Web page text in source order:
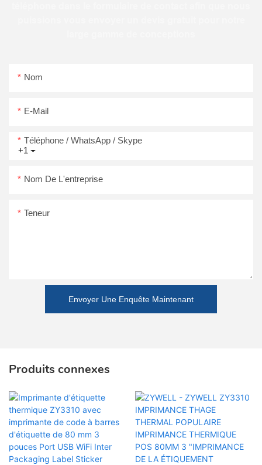
Nom
E-Mail
+1
Téléphone / WhatsApp / Skype
Nom De L'entreprise
Teneur
Envoyer Une Enquête Maintenant
Produits connexes